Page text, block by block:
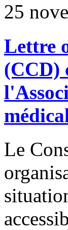
25
Lettre
(CCD)
Le